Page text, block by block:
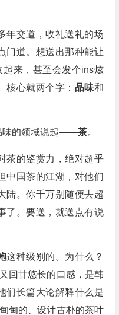
年交道，收礼送礼的场
门道。想送出那种能让
起来，甚至会发个ins炫
核心就两个字： 品味和
味的领域说起——茶。
茶的鉴赏力，绝对超乎
中国茶的江湖，对他们
陆。你千万别随便去超
了。要送，就送点有说
这种级别的。为什么？
回甘悠长的口感，是韩
们长篇大论解释什么是
甸的、设计古朴的茶叶